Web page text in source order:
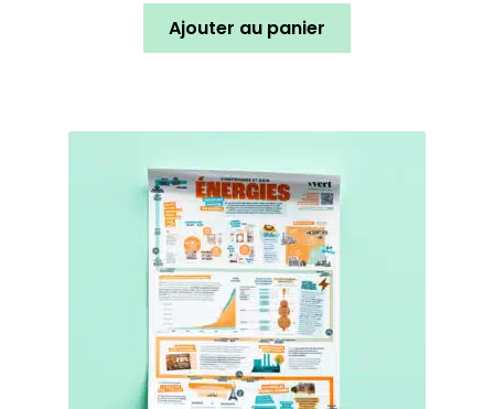
Ajouter au panier